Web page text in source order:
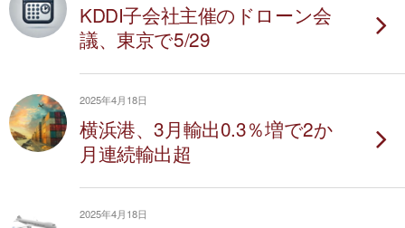
KDDI子会社主催のドローン会
議、東京で5/29
2025年4月18日
横浜港、3月輸出0.3％増で2か
月連続輸出超
2025年4月18日